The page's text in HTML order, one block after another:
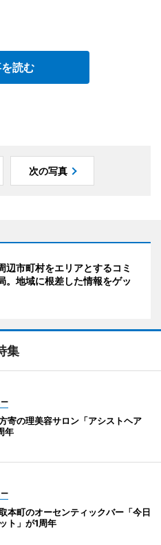
読む
次の写真
辺市町村をエリアとするコミ
。地域に根差した情報をゲッ
集
寄の理美容サロン「アシストヘア
年
本町のオーセンティックバー「今日
ト」が1周年